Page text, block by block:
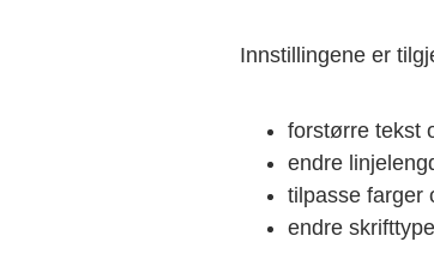
Innstillingene er
forstørre tekst
endre
tilpasse farger
endre skrifttype